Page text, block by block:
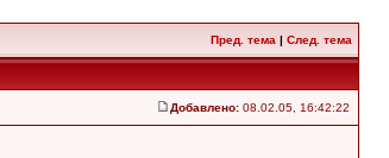
Пред. тема | След. тема
Добавлено: 08.02.05, 16:42:22